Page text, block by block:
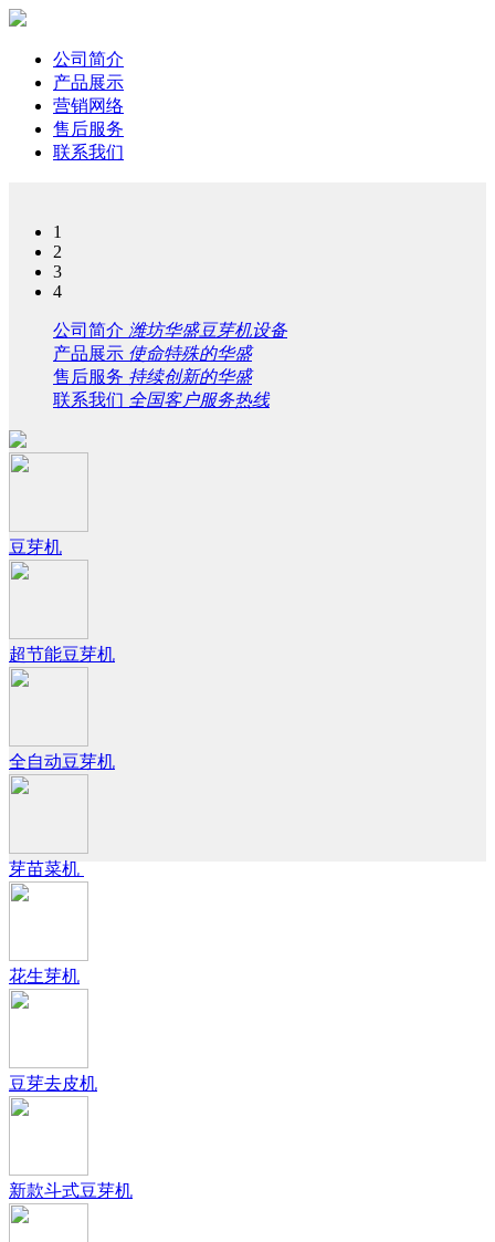
公司简介
产品展示
营销网络
售后服务
联系我们
1
2
3
4
公司简介 潍坊华盛豆芽机设备
产品展示 使命特殊的华盛
售后服务 持续创新的华盛
联系我们 全国客户服务热线
豆芽机
超节能豆芽机
全自动豆芽机
芽苗菜机
花生芽机
豆芽去皮机
新款斗式豆芽机